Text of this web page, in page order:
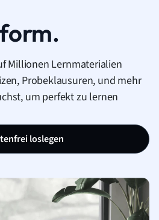
Millionen Lernmaterialien
Probeklausuren, und mehr
um perfekt zu lernen
loslegen